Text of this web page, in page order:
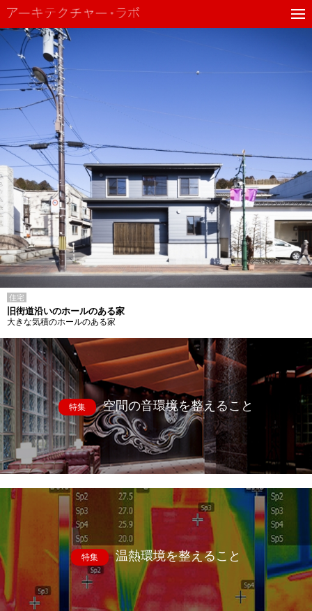
住宅
旧街道沿いのホールのある家
大きな気積のホールのある家
特集 空間の音環境を整えること
特集 温熱環境を整えること